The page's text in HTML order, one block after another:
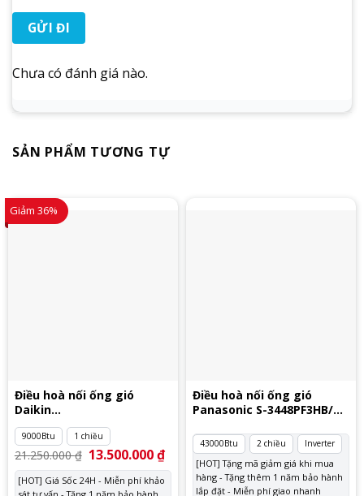
Chưa có đánh giá nào.
SẢN PHẨM TƯƠNG TỰ
Giảm 36%
Điều hoà nối ống gió
Daikin
FDBNQ09MV1V/RNQ09MV1V
9000Btu 1 chiều
21.250.000₫ Giá
gốc
là:
21.250.000 ₫.
13.500.000₫Giá
tại
[HOT] Giá Sốc 24H - Miễn phí khảo
Điều hoà nối ống gió
Panasonic S-3448PF3HB/U-
43000Btu 2 chiều Inverter
[HOT] Tặng mã giảm giá khi mua
hàng - Tặng thêm 1 năm bảo hành
lắp đặt - Miễn phí giao nhanh